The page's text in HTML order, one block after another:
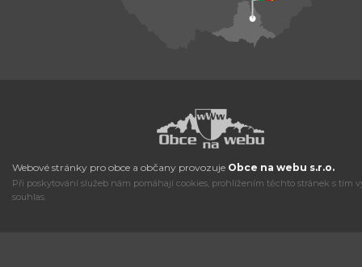
Webové stránky pro obce a občany provozuje Obce na webu s.r.o.
Při poskytování služeb nám pomáhají cookies, prohlížením těchto stránek s tím
souhlas.